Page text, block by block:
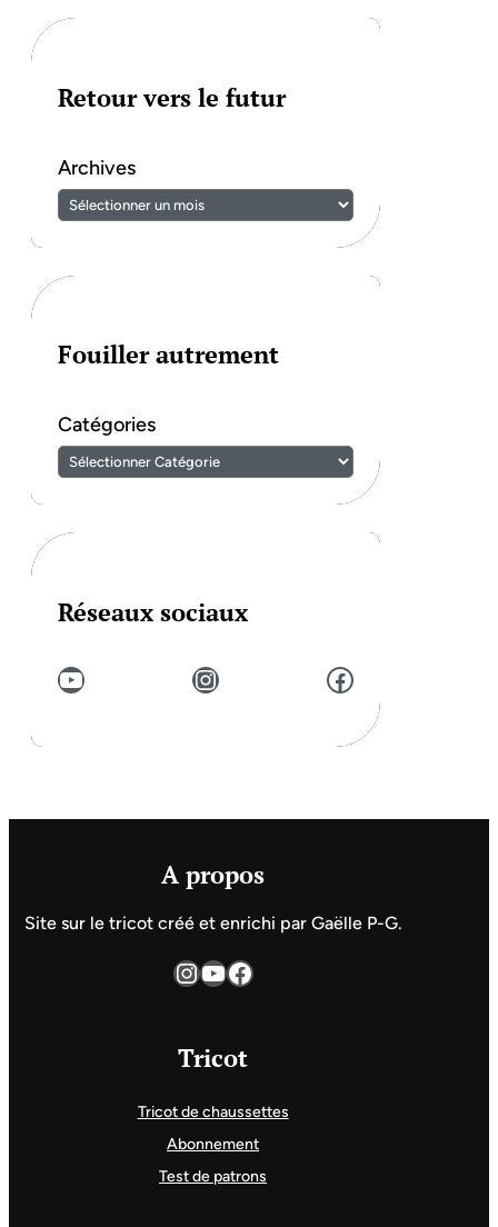
Retour vers le futur
Archives
Fouiller autrement
Catégories
Réseaux sociaux
YouTube Instagram Facebook
A propos
Site sur le tricot créé et enrichi par Gaëlle P-G.
InstagramYouTube Facebook
Tricot
Tricot de chaussettes
Abonnement
Test de patrons